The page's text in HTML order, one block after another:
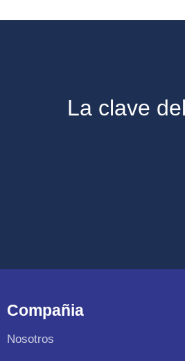
La clave
Compañia
Nosotros